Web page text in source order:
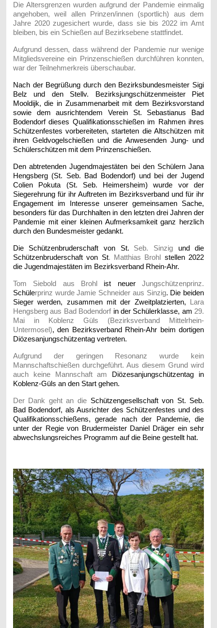
Die Altersgrenzen wurden aufgrund der Pandemie einmalig
angehoben, weil allen
Prinzen/innen (sportlich) aus dem
Jahre 2020 zugesichert wurde, dass sie bis 2022 im Amt
bleiben, bis ein Schießen auf Bezirksebene stattfindet.
Aufgrund dessen, dass während der Pandemie nur wenige
Mitgliedsvereine ein Prinzenschießen durchführen konnten,
war der Teilnehmerkreis überschaubar.
Nach der Begrüßung durch den Bezirksbundesmeister Sigi
Belz und den Stellv. Bezirksjungschützenmeister Piet
Mooldijk, die in Zusammenarbeit mit dem Bezirksvorstand
sowie dem ausrichtendem Verein St. Sebastianus Bad
Bodendorf dieses Qualifikationsschießen im Rahmen ihres
Schützenfestes vorbereiteten, starteten die Altschützen mit
ihren Geldvogelschießen und die Anwesenden Jung- und
Schülerschützen mit dem Prinzenschießen.
Den abtretenden Jugendmajestäten bei den Schülern Jana
Hengsberg (St. Seb. Bad Bodendorf) und bei der Jugend
Colien Pokuta (St. Seb. Heimersheim) wurde vor der
Siegerehrung für ihr Auftreten im Bezirksverband und für ihr
Engagement im Interesse unserer gemeinsamen Sache,
besonders für das Durchhalten in den letzten drei Jahren der
Pandemie mit einer kleinen Aufmerksamkeit ganz herzlich
durch den Bundesmeister gedankt.
Die Schützenbruderschaft von St. Seb. Sinzig und die
Schützenbruderschaft von St. Matthias Brohl stellen 2022
die Jugendmajestäten im Bezirksverband Rhein-Ahr.
Tom Siebold aus Brohl ist neuerJungschützenprinz.
Schülerprinz wurde Jamie Schneider aus Sinzig. Die beiden
Sieger werden, zusammen mit der Zweitplatzierten, Lara
Hengsberg aus Bad Bodendorf in der Schülerklasse, am 29.
Mai in Koblenz Güls (Bezirksverband Mittelrhein-
Untermosel), den Bezirksverband Rhein-Ahr beim dortigen
Diözesanjungschützentag vertreten.
Aufgrund der geringen Resonanz wurde kein
Mannschaftschießen durchgeführt. Aus diesem Grund wird
auch keine Mannschaft am
Diözesanjungschützentag in
Koblenz-Güls an den Start gehen.
Der Dank geht an die Schützengesellschaft von St. Seb.
Bad Bodendorf, als Ausrichter des Schützenfestes und des
Qualifikationsschießens, gerade nach der Pandemie, die
unter der Regie von Brudermeister Daniel Dräger ein sehr
abwechslungsreiches Programm auf die Beine gestellt hat.